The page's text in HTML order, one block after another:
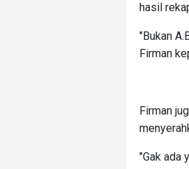
hasil
"Bukan
Firman
Firman
"Gak ada